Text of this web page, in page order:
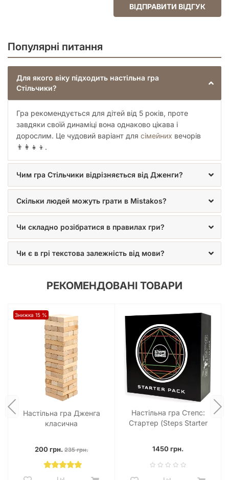
ВІДПРАВИТИ ВІДГУК
Популярні питання
Для якого віку підходить настільна гра
Стільчики?
Гра рекомендується для дітей від 5 років, проте
завдяки своїй динаміці вона однаково цікава і
дорослим. Це чудовий варіант для сімейних вечорів
👨‍👩‍👧‍👦.
Чим гра Стільчики відрізняється від Дженги?
Скільки людей можуть грати в Mistakos?
Чи складно розібратися в правилах гри?
Чи є в грі текстова залежність від мови?
РЕКОМЕНДОВАНІ ТОВАРИ
Знижка 15 %
Настільна гра Дженга
класична
200 грн. 235 грн.
Настільна гра Степс:
Стартер (Steps Starter
1450 грн.